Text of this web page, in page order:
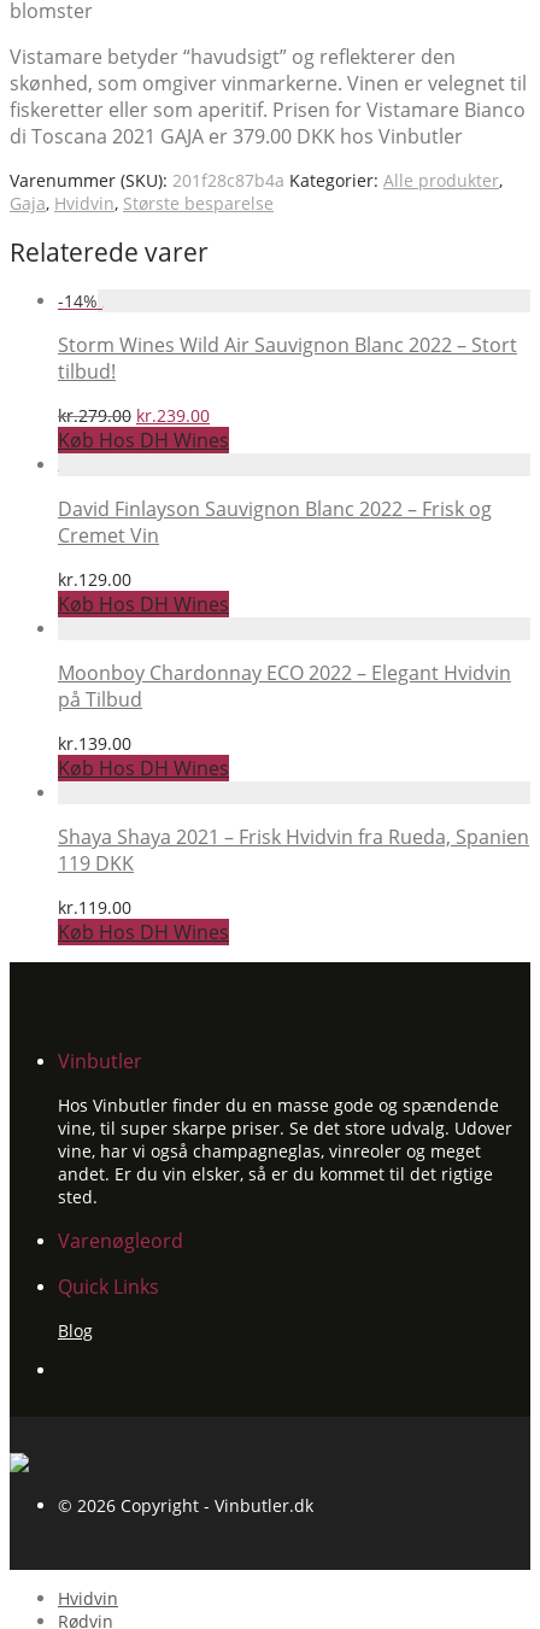
blomster
Vistamare betyder “havudsigt” og reflekterer den
skønhed, som omgiver vinmarkerne. Vinen er velegnet til
fiskeretter eller som aperitif. Prisen for Vistamare Bianco
di Toscana 2021 GAJA er 379.00 DKK hos Vinbutler
Varenummer (SKU): 201f28c87b4a Kategorier: Alle produkter,
Gaja, Hvidvin, Største besparelse
Relaterede varer
-14%
Storm Wines Wild Air Sauvignon Blanc 2022 – Stort
tilbud!
kr.279.00 Den
oprindelige
pris
kr.279.00.
kr.239.00Den
aktuelle
pris
kr.239.00.
Køb Hos DH Wines
David Finlayson Sauvignon Blanc 2022 – Frisk og
Cremet Vin
kr.129.00
Køb Hos DH Wines
Moonboy Chardonnay ECO 2022 – Elegant Hvidvin
på Tilbud
kr.139.00
Køb Hos DH Wines
Shaya Shaya 2021 – Frisk Hvidvin fra Rueda, Spanien
119 DKK
kr.119.00
Køb Hos DH Wines
Vinbutler
Hos Vinbutler finder du en masse gode og spændende
vine, til super skarpe priser. Se det store udvalg. Udover
vine, har vi også champagneglas, vinreoler og meget
andet. Er du vin elsker, så er du kommet til det rigtige
sted.
Varenøgleord
Quick Links
Blog
© 2026 Copyright - Vinbutler.dk
Hvidvin
Rødvin